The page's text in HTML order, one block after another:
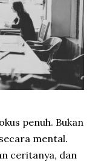
penuh. Bukan
mental.
ceritanya, dan